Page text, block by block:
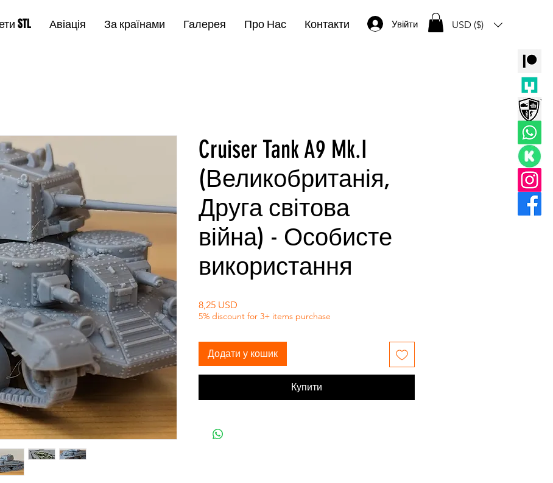
STL Авіація За країнами Галерея Про Нас Контакти Увійти USD ($)
Cruiser Tank A9 Mk.I
(Великобританія,
Друга світова
війна) - Особисте
використання
8,25 USD
5% discount for 3+ items purchase
Додати у кошик
Купити